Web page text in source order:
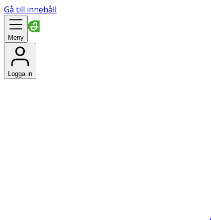
Gå till innehåll
Meny
Logga in